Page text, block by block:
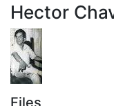
Hector
Files